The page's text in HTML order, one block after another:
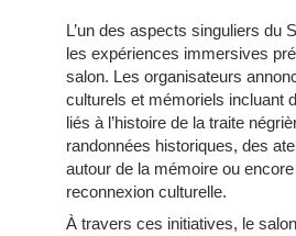
L’un des aspects singuliers du
les expériences immersives
salon. Les organisateurs
culturels et mémoriels incluant
liés à l’histoire de la traite
randonnées historiques, des
autour de la mémoire ou
reconnexion culturelle.
À travers ces initiatives, le